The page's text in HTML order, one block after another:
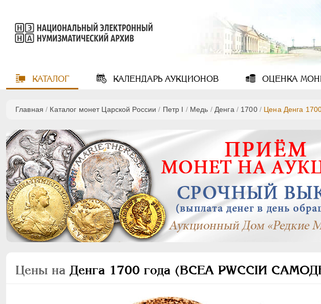
КАТАЛОГ КАЛЕНДАРЬАУКЦИОНОВ ОЦЕНКА
Главная / Каталог монет Царской России / Пeтр I / Медь / Денга / 1700/ Цена Денга
Цены на Денга 1700 года (ВСЕА РWССIИ